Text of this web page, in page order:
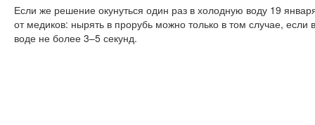
Если же решение окунуться один раз в холодную воду 19
от медиков: нырять в прорубь можно только в том случае,
воде не более 3–5 секунд.